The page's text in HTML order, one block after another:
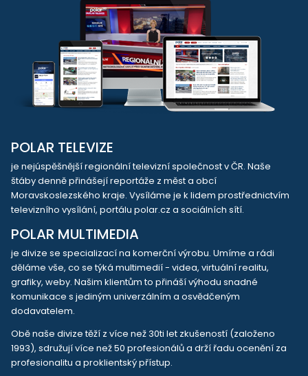
POLAR TELEVIZE
je nejúspěšnější regionální televizní společnost v ČR. Naše
štáby denně přinášejí reportáže z měst a obcí
Moravskoslezského kraje. Vysíláme je k lidem prostřednictvím
televizního vysílání, portálu polar.cz a sociálních sítí.
POLAR MULTIMEDIA
je divize se specializací na komerční výrobu. Umíme a rádi
děláme vše, co se týká multimedií - videa, virtuální realitu,
grafiky, weby. Našim klientům to přináší výhodu snadné
komunikace s jediným univerzálním a osvědčeným
dodavatelem.
Obě naše divize těží z více než 30ti let zkušeností (založeno
1993), sdružují více než 50 profesionálů a drží řadu ocenění za
profesionalitu a proklientský přístup.